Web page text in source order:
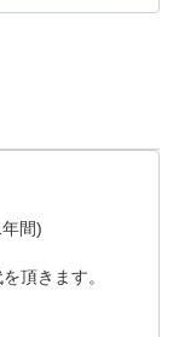
間)
頂きます。